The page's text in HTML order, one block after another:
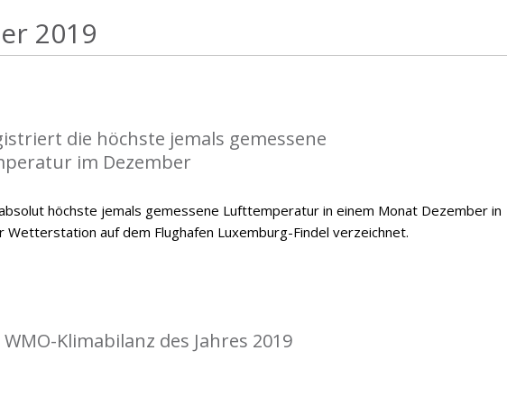
2019
die höchste jemals gemessene
im Dezember
höchste jemals gemessene Lufttemperatur in einem Monat Dezember in
Wetterstation auf dem Flughafen Luxemburg-Findel verzeichnet.
Klimabilanz des Jahres 2019